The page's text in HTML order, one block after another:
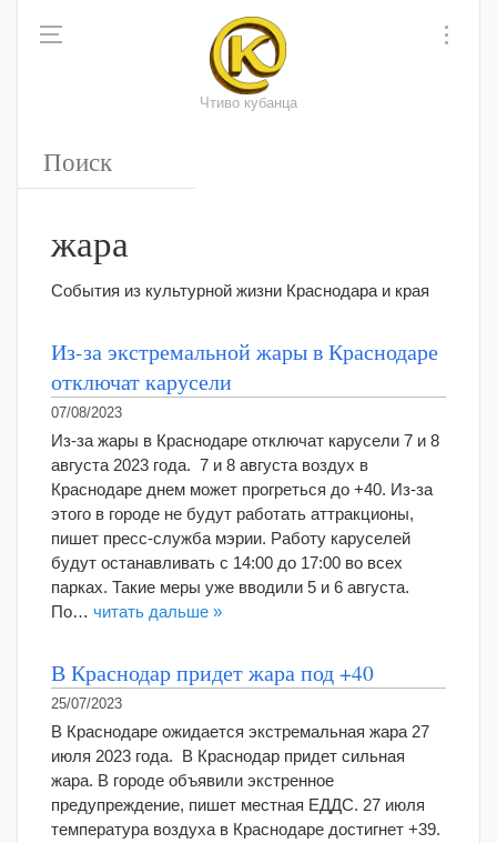
Чтиво кубанца
жара
События из культурной жизни Краснодара и края
Из-за экстремальной жары в Краснодаре
отключат карусели
07/08/2023
Из-за жары в Краснодаре отключат карусели 7 и 8
августа 2023 года. 7 и 8 августа воздух в
Краснодаре днем может прогреться до +40. Из-за
этого в городе не будут работать аттракционы,
пишет пресс-служба мэрии. Работу каруселей
будут останавливать с 14:00 до 17:00 во всех
парках. Такие меры уже вводили 5 и 6 августа.
По… читать дальше »
В Краснодар придет жара под +40
25/07/2023
В Краснодаре ожидается экстремальная жара 27
июля 2023 года. В Краснодар придет сильная
жара. В городе объявили экстренное
предупреждение, пишет местная ЕДДС. 27 июля
температура воздуха в Краснодаре достигнет +39.